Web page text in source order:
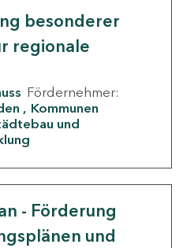
besonderer
regionale
Fördernehmer:
Kommunen
und
- Förderung
und